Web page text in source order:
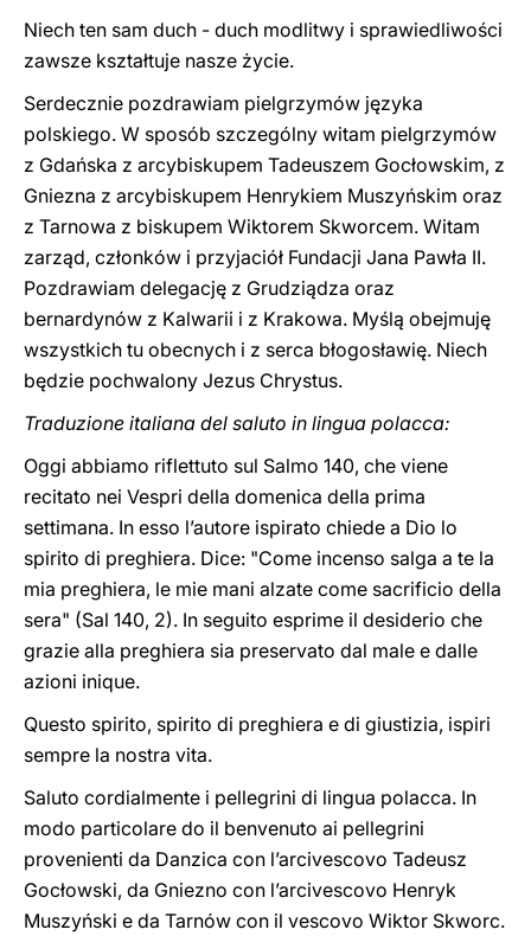
Niech ten sam duch - duch modlitwy i sprawiedliwości
zawsze kształtuje nasze życie.
Serdecznie pozdrawiam pielgrzymów języka
polskiego. W sposób szczególny witam pielgrzymów
z Gdańska z arcybiskupem Tadeuszem Gocłowskim, z
Gniezna z arcybiskupem Henrykiem Muszyńskim oraz
z Tarnowa z biskupem Wiktorem Skworcem. Witam
zarząd, członków i przyjaciół Fundacji Jana Pawła II.
Pozdrawiam delegację z Grudziądza oraz
bernardynów z Kalwarii i z Krakowa. Myślą obejmuję
wszystkich tu obecnych i z serca błogosławię. Niech
będzie pochwalony Jezus Chrystus.
Traduzione italiana del saluto in lingua polacca:
Oggi abbiamo riflettuto sul Salmo 140, che viene
recitato nei Vespri della domenica della prima
settimana. In esso l’autore ispirato chiede a Dio lo
spirito di preghiera. Dice: "Come incenso salga a te la
mia preghiera, le mie mani alzate come sacrificio della
sera" (Sal 140, 2). In seguito esprime il desiderio che
grazie alla preghiera sia preservato dal male e dalle
azioni inique.
Questo spirito, spirito di preghiera e di giustizia, ispiri
sempre la nostra vita.
Saluto cordialmente i pellegrini di lingua polacca. In
modo particolare do il benvenuto ai pellegrini
provenienti da Danzica con l’arcivescovo Tadeusz
Gocłowski, da Gniezno con l’arcivescovo Henryk
Muszyński e da Tarnów con il vescovo Wiktor Skworc.